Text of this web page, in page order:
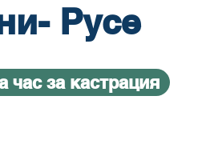
Русе
час за кастрация